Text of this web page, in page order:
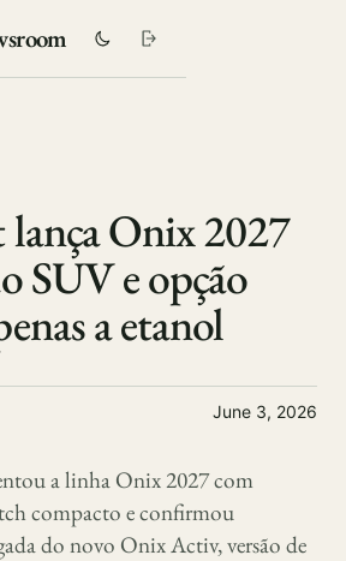
Onix 2027
SUV e opção
a etanol
June 3, 2026
a linha Onix 2027 com
compacto e confirmou
do novo Onix Activ, versão de